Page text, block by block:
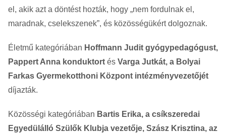
el, akik azt a döntést hozták, hogy „nem fordulnak el,
maradnak, cselekszenek”, és közösségükért dolgoznak.
Életmű kategóriában Hoffmann Judit gyógypedagógust,
Pappert Anna konduktort és Varga Jutkát, a Bolyai
Farkas Gyermekotthoni Központ intézményvezetőjét
díjazták.
Közösségi kategóriában Bartis Erika, a csíkszeredai
Egyedülálló Szülők Klubja vezetője, Szász Krisztina, az